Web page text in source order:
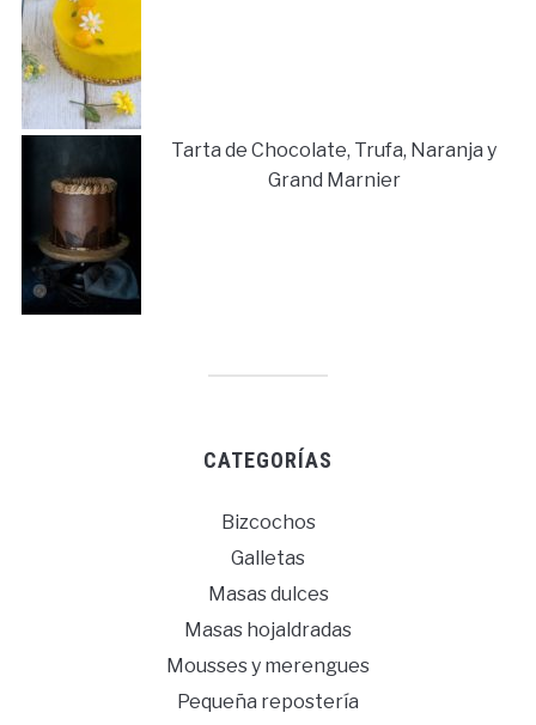
Tarta de Chocolate, Trufa, Naranja y
Grand Marnier
CATEGORÍAS
Bizcochos
Galletas
Masas dulces
Masas hojaldradas
Mousses y merengues
Pequeña repostería